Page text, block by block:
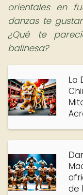
orientales en
danzas te
¿Qué te
balinesa?
La
de